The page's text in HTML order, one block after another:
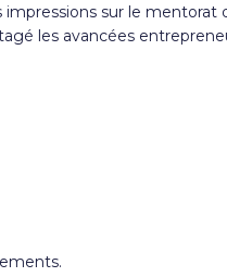
sur le mentorat
les avancées